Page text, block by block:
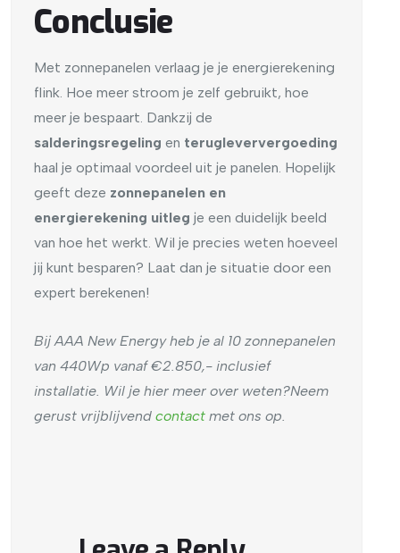
Conclusie
Met zonnepanelen verlaag je je energierekening
flink. Hoe meer stroom je zelf gebruikt, hoe
meer je bespaart. Dankzij de
salderingsregeling en terugleververgoeding
haal je optimaal voordeel uit je panelen. Hopelijk
geeft deze zonnepanelen en
energierekening uitleg je een duidelijk beeld
van hoe het werkt. Wil je precies weten hoeveel
jij kunt besparen? Laat dan je situatie door een
expert berekenen!
Bij AAA New Energy heb je al 10 zonnepanelen
van 440Wp vanaf €2.850,- inclusief
installatie. Wil je hier meer over weten?Neem
gerust vrijblijvend contact met ons op.